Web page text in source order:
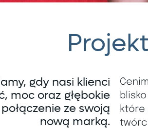
gdy nasi klienci
moc oraz głębokie
połączenie ze swoją
nową marką.
które